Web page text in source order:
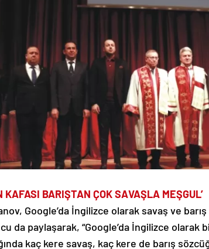
KAFASI BARIŞTAN ÇOK SAVAŞLA MEŞGUL’
Google’da İngilizce olarak savaş ve
da paylaşarak, “Google’da İngilizce olarak
kaç kere savaş, kaç kere de barış